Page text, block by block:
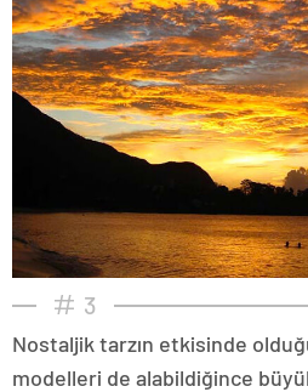
3
Nostaljik tarzın etkisinde
modelleri de alabildiğince